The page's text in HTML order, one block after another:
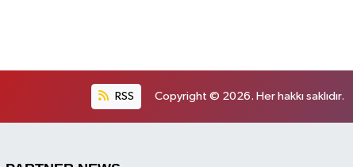
RSS Copyright © 2026. Her hakkı saklıdır.